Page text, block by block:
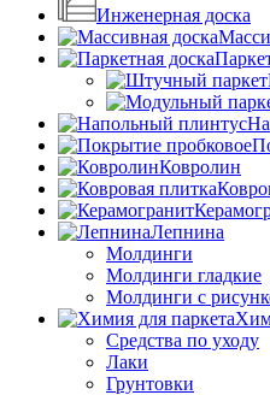
Инженерная доска
Ковролин
Лепнина
Молдинги
Молдинги гладкие
Молдинги с
Средства по уходу
Лаки
Грунтовки